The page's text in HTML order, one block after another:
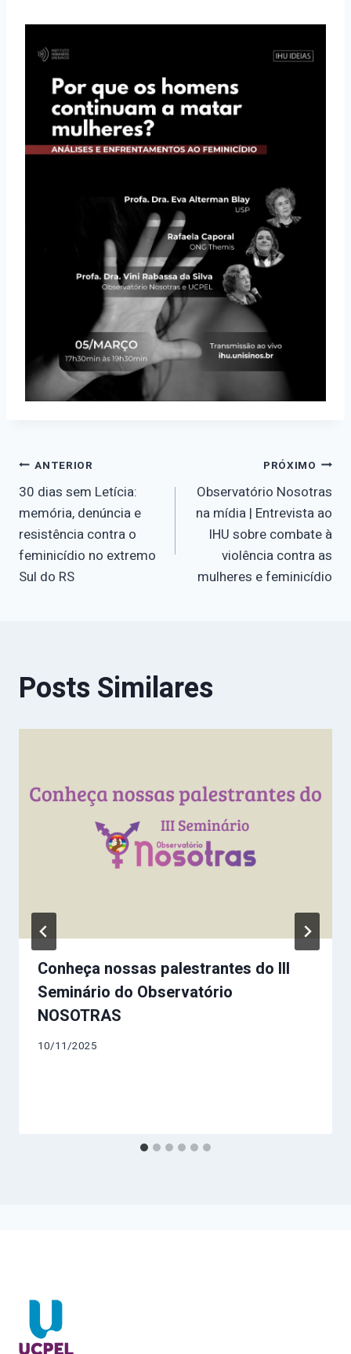
Navegação
de
Post
ANTERIOR
30 dias sem Letícia:
memória, denúncia e
resistência contra o
feminicídio no extremo
Sul do RS
PRÓXIMO
Observatório Nosotras
na mídia | Entrevista ao
IHU sobre combate à
violência contra as
mulheres e feminicídio
Posts Similares
Conheça nossas palestrantes do III
Seminário do Observatório
NOSOTRAS
10/11/2025